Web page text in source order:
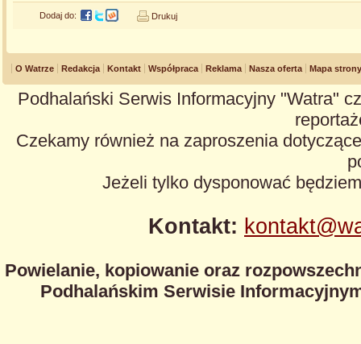
Dodaj do: Drukuj
O Watrze Redakcja Kontakt Współpraca Reklama Nasza oferta Mapa strony
Podhalański Serwis Informacyjny "Watra"
Czekamy również na zaproszenia
Jeżeli tylko dysponować
Kontakt:
Powielanie, kopiowanie oraz
Podhalańskim Serwisie